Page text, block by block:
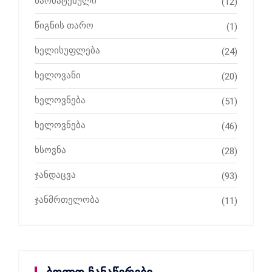
წიგნის თარო (1)
ხელისუფლება (24)
ხელოვანი (20)
ხელოვნება (51)
ხელოვნება (46)
ხსოვნა (28)
ჯანდაცვა (93)
ჯანმრთელობა (11)